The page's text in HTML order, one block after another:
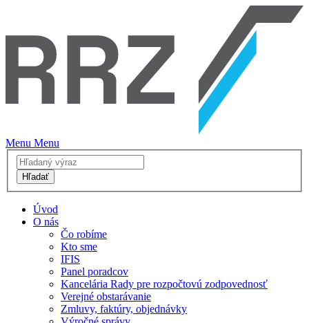
Menu Menu
Hľadať
Úvod
O nás
Čo robíme
Kto sme
IFIS
Panel poradcov
Kancelária Rady pre rozpočtovú zodpovednosť
Verejné obstarávanie
Zmluvy, faktúry, objednávky